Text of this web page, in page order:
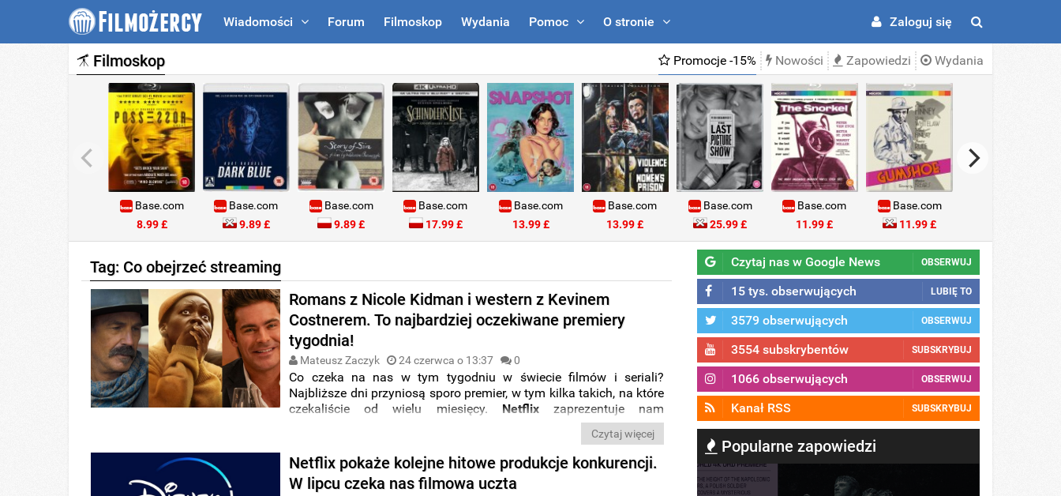
Wiadomości Forum Filmoskop Wydania Pomoc O stronie Zaloguj się
Filmoskop Promocje -15% Nowości Zapowiedzi Wydania
Base.com
8.99 £
Base.com
9.89 £
Base.com
9.89 £
Base.com
17.99 £
Base.com
13.99 £
Base.com
13.99 £
Base.com
25.99 £
Base.com
11.99 £
Base.com
11.99 £
Tag: Co obejrzeć streaming
Romans z Nicole Kidman i western z Kevinem
Costnerem. To najbardziej oczekiwane premiery
tygodnia!
Mateusz Zaczyk 24 czerwca o 13:37 0
Co czeka na nas w tym tygodniu w świecie filmów i seriali?
Najbliższe dni przyniosą sporo premier, w tym kilka takich, na które
czekaliście od wielu miesięcy. Netflixzaprezentuje nam
Efronem, a do kin z
. Co jeszcze pojawi się w
najbliższych dniach? Oto rozpiska premier na cały tydzień.
Sprawdźcie,co obejrzeć w streaminguw tym tygodniu.
Czytaj więcej
Netflix pokaże kolejne hitowe produkcje konkurencji.
W lipcu czeka nas filmowa uczta
Czytaj nas w Google News OBSERWUJ
15 tys. obserwujących LUBIĘ TO
3579 obserwujących OBSERWUJ
3554 subskrybentów SUBSKRYBUJ
1066 obserwujących OBSERWUJ
Kanał RSS SUBSKRYBUJ
Popularne zapowiedzi